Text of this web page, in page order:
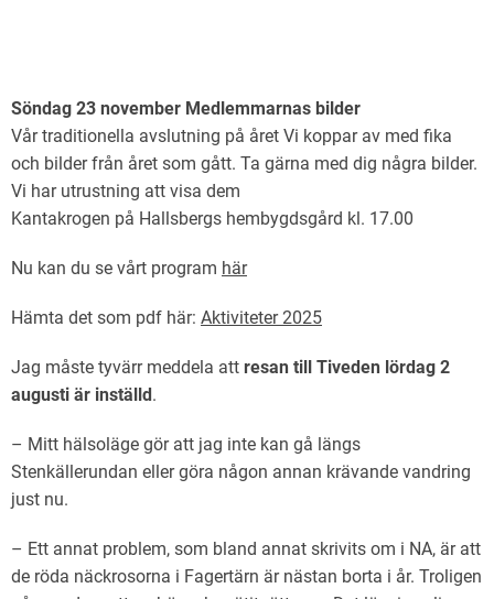
Söndag 23 november Medlemmarnas bilder
Vår traditionella avslutning på året Vi koppar av med fika
och bilder från året som gått. Ta gärna med dig några bilder.
Vi har utrustning att visa dem
Kantakrogen på Hallsbergs hembygdsgård kl. 17.00
Nu kan du se vårt program här
Hämta det som pdf här: Aktiviteter 2025
Jag måste tyvärr meddela att resan till Tiveden lördag 2
augusti är inställd .
– Mitt hälsoläge gör att jag inte kan gå längs
Stenkällerundan eller göra någon annan krävande vandring
just nu.
– Ett annat problem, som bland annat skrivits om i NA, är att
de röda näckrosorna i Fagertärn är nästan borta i år. Troligen